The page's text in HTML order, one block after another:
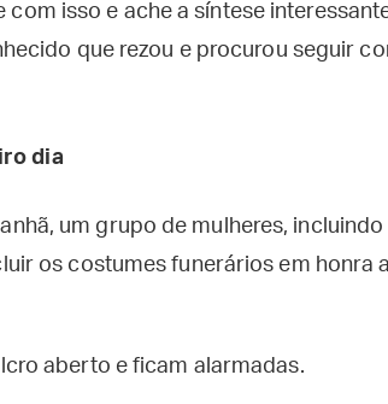
com isso e ache a síntese
que rezou e procurou seguir
dia
um grupo de mulheres,
os costumes funerários em honra
aberto e ficam alarmadas.